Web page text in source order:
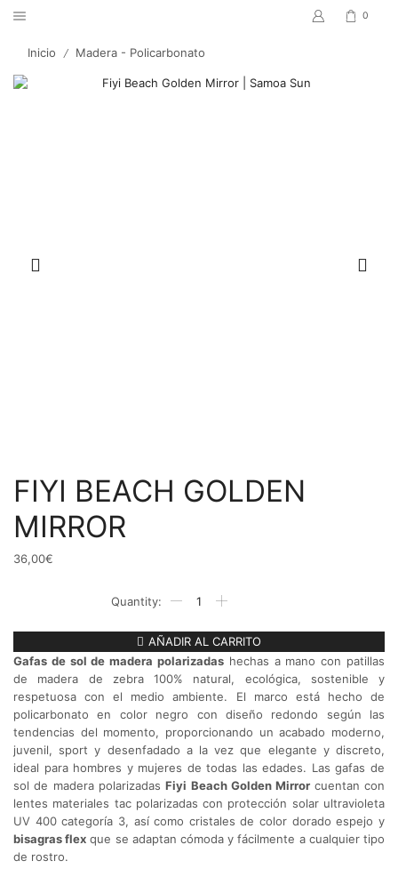
0
Inicio / Madera - Policarbonato
FIYI BEACH GOLDEN
MIRROR
36,00€
BEACH
MIRROR
cantidad
AÑADIR AL CARRITO
Gafas de sol de madera polarizadas hechas a mano con patillas
de madera de zebra 100% natural, ecológica, sostenible y
respetuosa con el medio ambiente. El marco está hecho de
policarbonato en color negro con diseño redondo según las
tendencias del momento, proporcionando un acabado moderno,
juvenil, sport y desenfadado a la vez que elegante y discreto,
ideal para hombres y mujeres de todas las edades. Las gafas de
sol de madera polarizadasFiyi Beach Golden Mirror cuentan con
lentes materiales tac polarizadas con protección solar ultravioleta
UV 400 categoría 3, así como cristales de color dorado espejo y
bisagras flex que se adaptan cómoda y fácilmente a cualquier tipo
de rostro.